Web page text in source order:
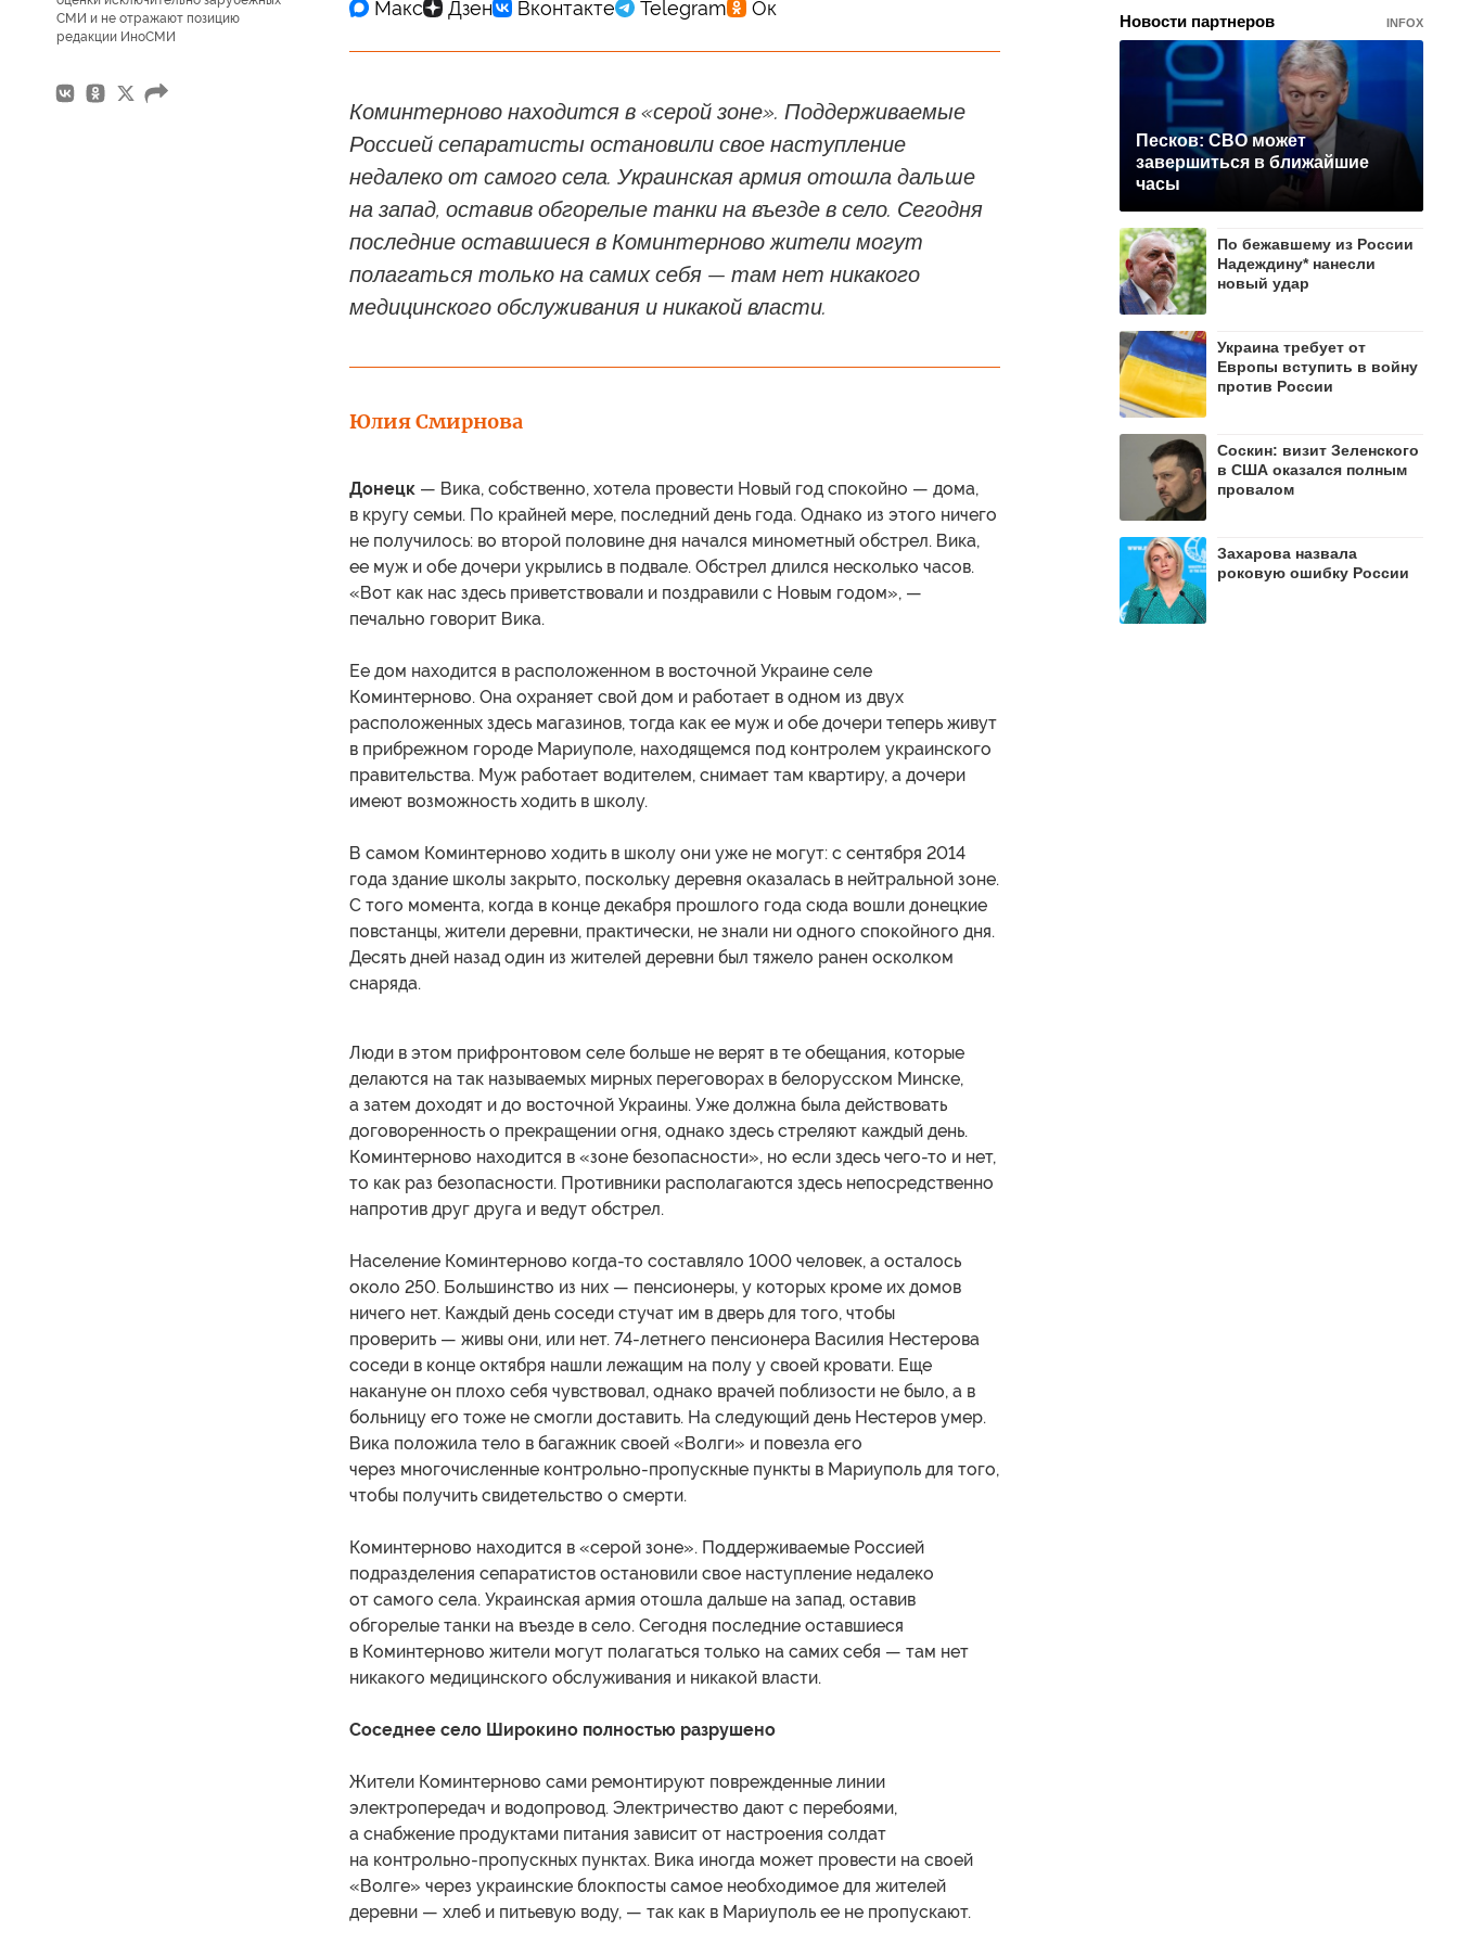
СМИ и не отражают позицию
редакции ИноСМИ
Коминтерново находится в «серой зоне». Поддерживаемые
Россией сепаратисты остановили свое наступление
недалеко от самого села. Украинская армия отошла дальше
на запад, оставив обгорелые танки на въезде в село. Сегодня
последние оставшиеся в Коминтерново жители могут
полагаться только на самих себя — там нет никакого
медицинского обслуживания и никакой власти.
Юлия Смирнова
Донецк — Вика, собственно, хотела провести Новый год спокойно — дома,
в кругу семьи. По крайней мере, последний день года. Однако из этого ничего
не получилось: во второй половине дня начался минометный обстрел. Вика,
ее муж и обе дочери укрылись в подвале. Обстрел длился несколько часов.
«Вот как нас здесь приветствовали и поздравили с Новым годом», —
печально говорит Вика.
Ее дом находится в расположенном в восточной Украине селе
Коминтерново. Она охраняет свой дом и работает в одном из двух
расположенных здесь магазинов, тогда как ее муж и обе дочери теперь живут
в прибрежном городе Мариуполе, находящемся под контролем украинского
правительства. Муж работает водителем, снимает там квартиру, а дочери
имеют возможность ходить в школу.
В самом Коминтерново ходить в школу они уже не могут: с сентября 2014
года здание школы закрыто, поскольку деревня оказалась в нейтральной зоне.
С того момента, когда в конце декабря прошлого года сюда вошли донецкие
повстанцы, жители деревни, практически, не знали ни одного спокойного дня.
Десять дней назад один из жителей деревни был тяжело ранен осколком
снаряда.
Люди в этом прифронтовом селе больше не верят в те обещания, которые
делаются на так называемых мирных переговорах в белорусском Минске,
а затем доходят и до восточной Украины. Уже должна была действовать
договоренность о прекращении огня, однако здесь стреляют каждый день.
Коминтерново находится в «зоне безопасности», но если здесь чего-то и нет,
то как раз безопасности. Противники располагаются здесь непосредственно
напротив друг друга и ведут обстрел.
Население Коминтерново когда-то составляло 1000 человек, а осталось
около 250. Большинство из них — пенсионеры, у которых кроме их домов
ничего нет. Каждый день соседи стучат им в дверь для того, чтобы
проверить — живы они, или нет. 74-летнего пенсионера Василия Нестерова
соседи в конце октября нашли лежащим на полу у своей кровати. Еще
накануне он плохо себя чувствовал, однако врачей поблизости не было, а в
больницу его тоже не смогли доставить. На следующий день Нестеров умер.
Вика положила тело в багажник своей «Волги» и повезла его
через многочисленные контрольно-пропускные пункты в Мариуполь для того,
чтобы получить свидетельство о смерти.
Коминтерново находится в «серой зоне». Поддерживаемые Россией
подразделения сепаратистов остановили свое наступление недалеко
от самого села. Украинская армия отошла дальше на запад, оставив
обгорелые танки на въезде в село. Сегодня последние оставшиеся
в Коминтерново жители могут полагаться только на самих себя — там нет
никакого медицинского обслуживания и никакой власти.
Соседнее село Широкино полностью разрушено
Жители Коминтерново сами ремонтируют поврежденные линии
электропередач и водопровод. Электричество дают с перебоями,
а снабжение продуктами питания зависит от настроения солдат
на контрольно-пропускных пунктах. Вика иногда может провести на своей
«Волге» через украинские блокпосты самое необходимое для жителей
деревни — хлеб и питьевую воду, — так как в Мариуполь ее не пропускают.
Новости партнеров INFOX
Песков: СВО может
завершиться в ближайшие
часы
По бежавшему из России
Надеждину* нанесли
новый удар
Украина требует от
Европы вступить в войну
против России
Соскин: визит Зеленского
в США оказался полным
провалом
Захарова назвала
роковую ошибку России